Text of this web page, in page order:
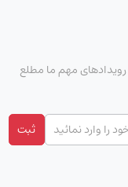
مهم ما مطلع
ثبت